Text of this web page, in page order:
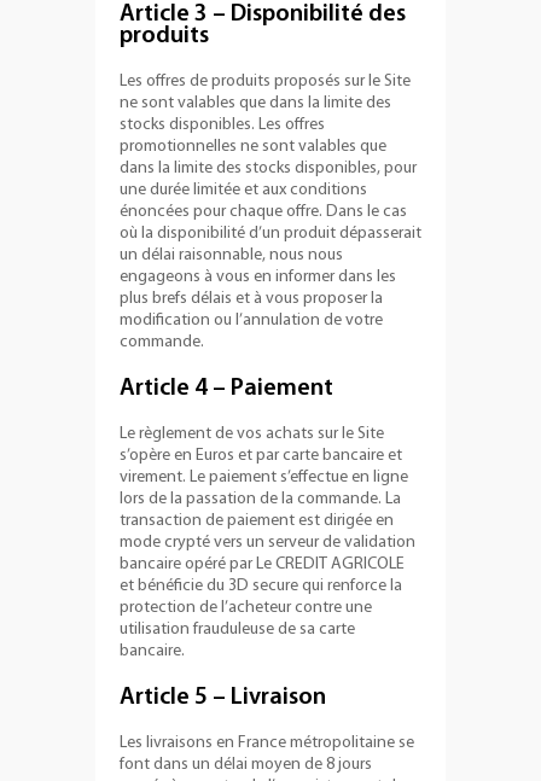
Article 3 – Disponibilité des
produits
Les offres de produits proposés sur le Site
ne sont valables que dans la limite des
stocks disponibles. Les offres
promotionnelles ne sont valables que
dans la limite des stocks disponibles, pour
une durée limitée et aux conditions
énoncées pour chaque offre. Dans le cas
où la disponibilité d’un produit dépasserait
un délai raisonnable, nous nous
engageons à vous en informer dans les
plus brefs délais et à vous proposer la
modification ou l’annulation de votre
commande.
Article 4 – Paiement
Le règlement de vos achats sur le Site
s’opère en Euros et par carte bancaire et
virement. Le paiement s’effectue en ligne
lors de la passation de la commande. La
transaction de paiement est dirigée en
mode crypté vers un serveur de validation
bancaire opéré par Le CREDIT AGRICOLE
et bénéficie du 3D secure qui renforce la
protection de l’acheteur contre une
utilisation frauduleuse de sa carte
bancaire.
Article 5 – Livraison
Les livraisons en France métropolitaine se
font dans un délai moyen de 8 jours